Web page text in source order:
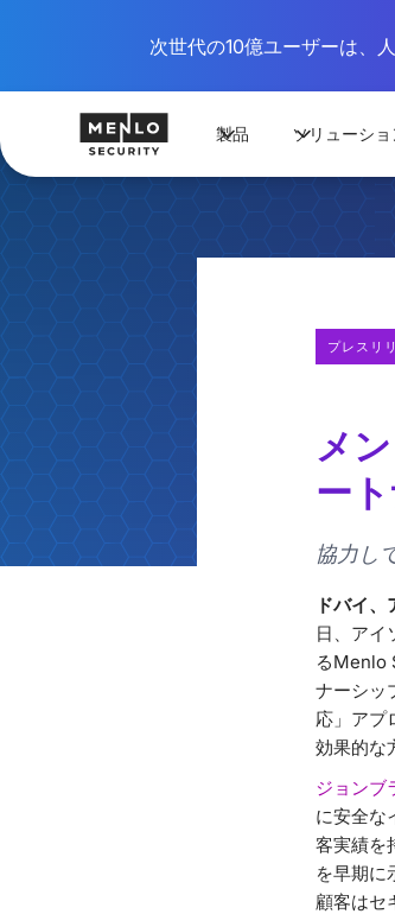
次世代の10億ユーザーは、
製品 ソリューショ
プレスリ
メ
ー
協力し
ドバイ
日、アイ
るMenlo
ナーシッ
応」アプ
効果的な
ジョンブ
に安全な
客実績を
を早期に
顧客はセ